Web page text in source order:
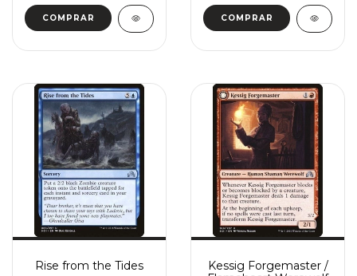
COMPRAR COMPRAR
Rise from the Tides
Kessig Forgemaster /